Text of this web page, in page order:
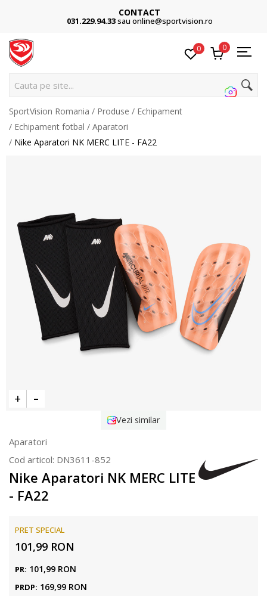
CONTACT
031.229.94.33sau online@sportvision.ro
0 0
Cauta pe site...
SportVision Romania Produse
Echipament
Echipament fotbal
Aparatori
Nike Aparatori NK MERC LITE - FA22
Vezi similar
Aparatori
Cod articol: DN3611-852
Nike Aparatori NK MERC LITE
- FA22
PRET SPECIAL
101,99 RON
PR: 101,99 RON
PRDP: 169,99 RON